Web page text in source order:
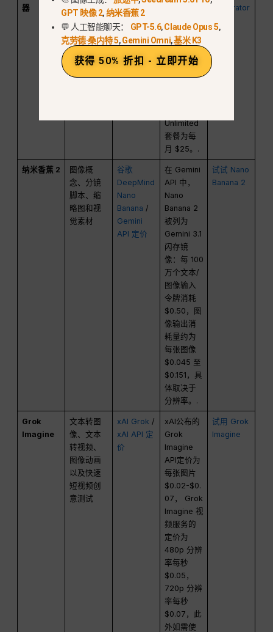
器
较 Sora
3.1、Grok
Imagine、
Kling、
成器
费），在
当前年度
Unlimited
套餐为每
月 $25。.
Generator
纳米香蕉 2
图像概
念、分镜
脚本、缩
略图和视
觉素材
谷歌
DeepMind
Nano
Banana /
Gemini
API 定价
在 Gemini
API 中，
Nano
Banana 2
被列为
Gemini 3.1
闪存镜
像：每 100
万个文本/
图像输入
令牌消耗
$0.50，图
像输出消
耗量约为
每张图像
$0.045 至
$0.151，具
体取决于
分辨率。.
试试 Nano
Banana 2
Grok
Imagine
文本转图
像、文本
转视频、
图像动画
以及快速
短视频创
意测试
xAI Grok /
xAI API 定
价
xAI公布的
Grok
Imagine
API定价为
每张图片
$0.02-$0.
07， Grok
Imagine 视
频服务的
定价为
480p 分辨
率每秒
$0.05，
720p 分辨
率每秒
$0.07，此
外如需使
试用 Grok
Imagine
GPT 映像 2,纳米香蕉 2
💬 人工智能聊天： GPT-5.6,Claude Opus 5,
克劳德·桑内特 5,Gemini Omni,基米 K3
获得 50% 折扣 - 立即开始